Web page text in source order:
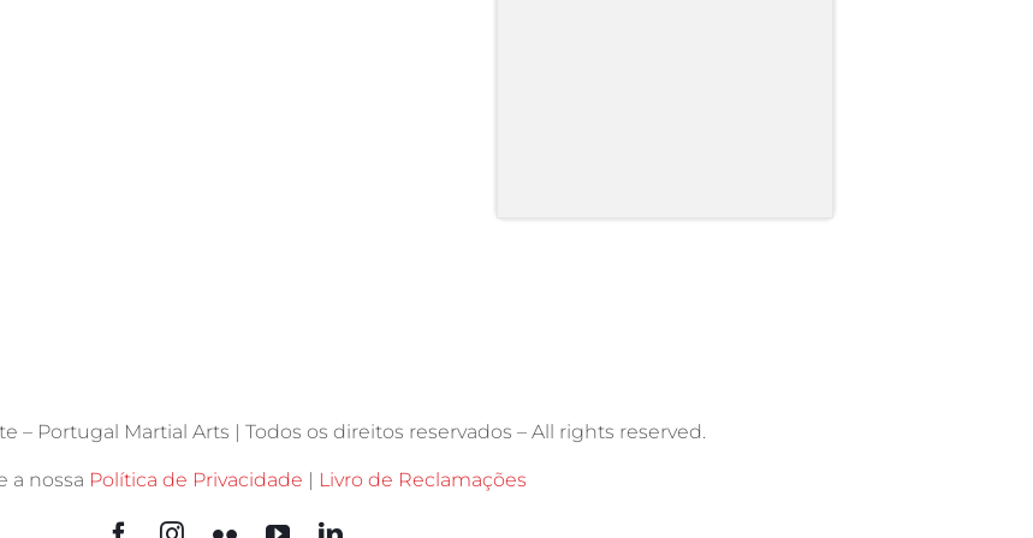
– Portugal Martial Arts | Todos os direitos reservados – All rights reserved.
a nossa Política de Privacidade | Livro de Reclamações